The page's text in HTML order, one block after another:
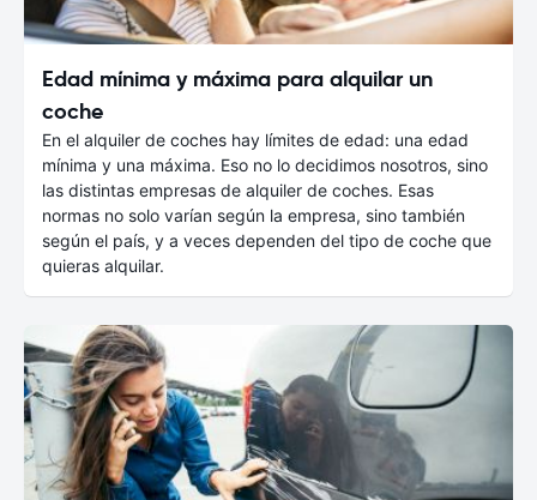
Edad mínima y máxima para alquilar un
coche
En el alquiler de coches hay límites de edad: una edad
mínima y una máxima. Eso no lo decidimos nosotros, sino
las distintas empresas de alquiler de coches. Esas
normas no solo varían según la empresa, sino también
según el país, y a veces dependen del tipo de coche que
quieras alquilar.